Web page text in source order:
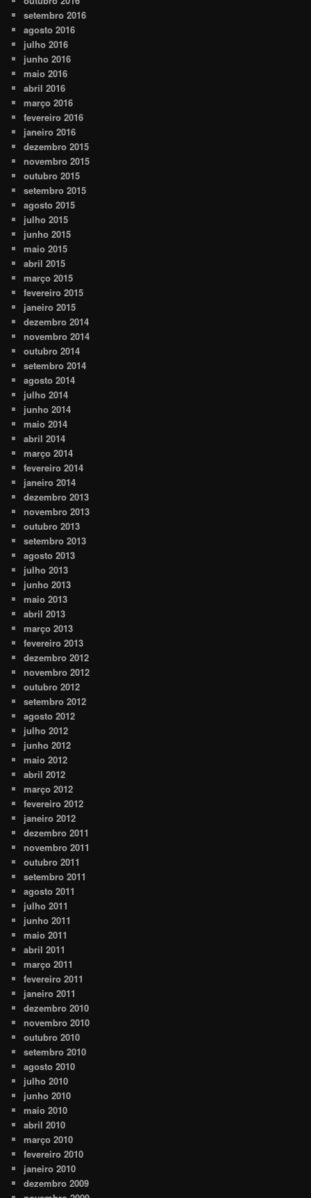
setembro 2016
agosto 2016
julho 2016
junho 2016
maio 2016
abril 2016
março 2016
fevereiro 2016
janeiro 2016
dezembro 2015
novembro 2015
outubro 2015
setembro 2015
agosto 2015
julho 2015
junho 2015
maio 2015
abril 2015
março 2015
fevereiro 2015
janeiro 2015
dezembro 2014
novembro 2014
outubro 2014
setembro 2014
agosto 2014
julho 2014
junho 2014
maio 2014
abril 2014
março 2014
fevereiro 2014
janeiro 2014
dezembro 2013
novembro 2013
outubro 2013
setembro 2013
agosto 2013
julho 2013
junho 2013
maio 2013
abril 2013
março 2013
fevereiro 2013
dezembro 2012
novembro 2012
outubro 2012
setembro 2012
agosto 2012
julho 2012
junho 2012
maio 2012
abril 2012
março 2012
fevereiro 2012
janeiro 2012
dezembro 2011
novembro 2011
outubro 2011
setembro 2011
agosto 2011
julho 2011
junho 2011
maio 2011
abril 2011
março 2011
fevereiro 2011
janeiro 2011
dezembro 2010
novembro 2010
outubro 2010
setembro 2010
agosto 2010
julho 2010
junho 2010
maio 2010
abril 2010
março 2010
fevereiro 2010
janeiro 2010
dezembro 2009